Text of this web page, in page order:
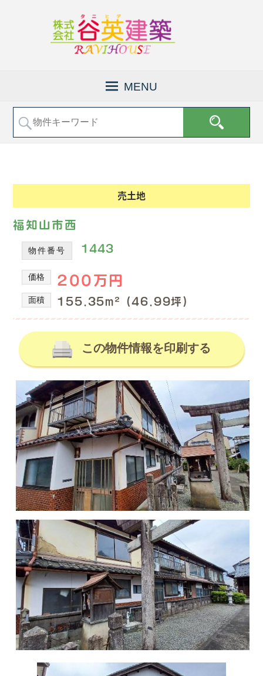
社
谷
福
知
山
市
の
不
動
産
情
報、
土
地
売
買、
土
地
購
入
の
事
な
ら
株
式
会
社
谷
英
建
築
知
山
売
な
ど
の
不
産
取
り
扱
っ
て
い
る
株
式
会
社
谷
英
建
築
の
不
動
ト
で
す
MENU
売土地
福知山市西
物件番号 1443
価格 200万円
面積 155.35m² (46.99坪)
この物件情報を印刷する